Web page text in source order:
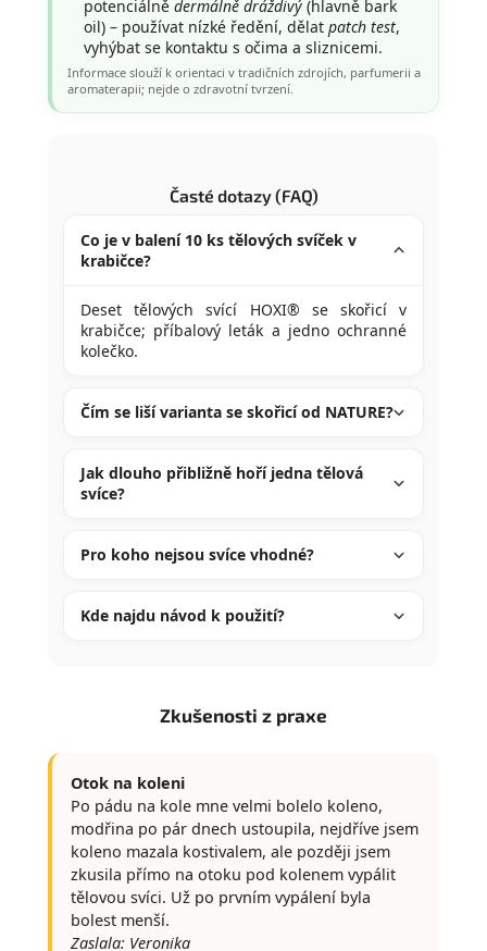
potenciálnědermálně dráždivý (hlavně bark
oil) – používat nízké ředění, dělatpatch test,
vyhýbat se kontaktu s očima a sliznicemi.
Informace slouží k orientaci v tradičních zdrojích, parfumerii a
aromaterapii; nejde o zdravotní tvrzení.
Časté dotazy (FAQ)
Co je v balení 10 ks tělových svíček v
krabičce?
Deset tělových svící HOXI® se skořicí v
krabičce; příbalový leták a jedno ochranné
kolečko.
Čím se liší varianta se skořicí od NATURE?
Jak dlouho přibližně hoří jedna tělová
svíce?
Pro koho nejsou svíce vhodné?
Kde najdu návod k použití?
Zkušenosti z praxe
Otok na koleni
Po pádu na kole mne velmi bolelo koleno,
modřina po pár dnech ustoupila, nejdříve jsem
koleno mazala kostivalem, ale později jsem
zkusila přímo na otoku pod kolenem vypálit
tělovou svíci. Už po prvním vypálení byla
bolest menší.
Zaslala: Veronika